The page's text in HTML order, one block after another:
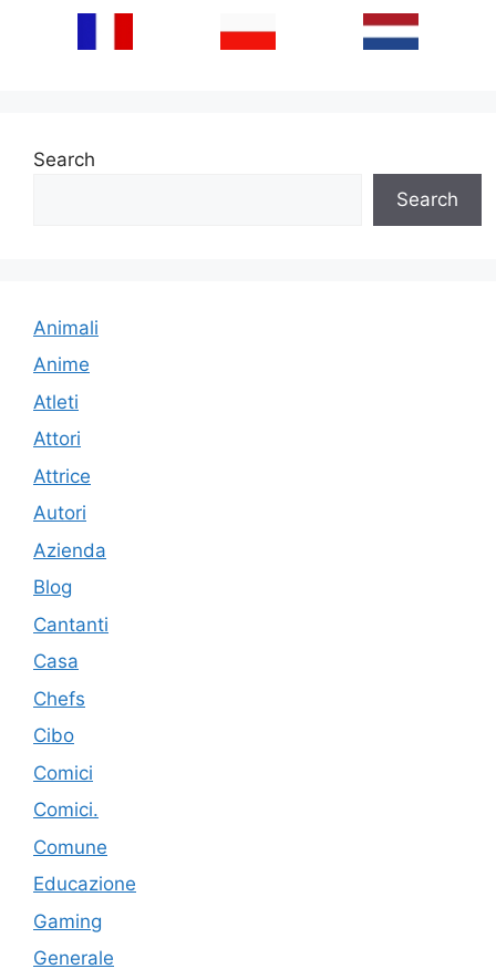
Search
Search
Animali
Anime
Atleti
Attori
Attrice
Autori
Azienda
Blog
Cantanti
Casa
Chefs
Cibo
Comici
Comici.
Comune
Educazione
Gaming
Generale